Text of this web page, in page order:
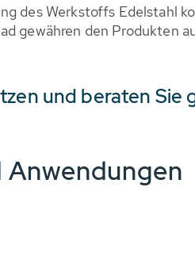
des Werkstoffs Edelstahl
gewähren den Produkten
und beraten Sie